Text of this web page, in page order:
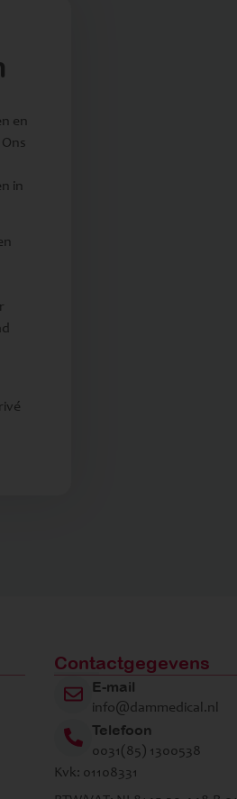
en
in
Contactgegevens
E-mail
info@dammedical.nl
Telefoon
0031(85) 1300538
Kvk: 01108331